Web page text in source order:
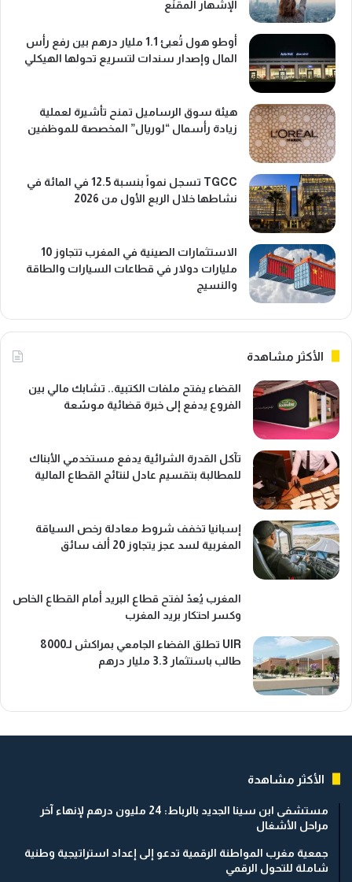
الإشهار المقنّع
أوطو هول تُعبئ 1.1 مليار درهم بين رفع رأس
المال وإصدار سندات لتسريع تحولها الهيكلي
هيئة سوق الرساميل تمنح تأشيرة لعملية
زيادة رأسمال “لوريال” المخصصة للموظفين
TGCC تسجل نمواً بنسبة 12.5 في المائة في
نشاطها خلال الربع الأول من 2026
الاستثمارات الصينية في المغرب تتجاوز 10
مليارات دولار في قطاعات السيارات والطاقة
والنسيج
الأكثر مشاهدة
القضاء يفتح ملفات الكتبية.. تشابك مالي بين
الفروع يدفع إلى خبرة قضائية موسّعة
تآكل القدرة الشرائية يدفع مستخدمي الأبناك
للمطالبة بتقسيم عادل لنتائج القطاع المالية
إسبانيا تخفف شروط معادلة رخص السياقة
المغربية لسد عجز يتجاوز 20 ألف سائق
المغرب يُعدّ لفتح قطاع البريد أمام القطاع الخاص
وكسر احتكار بريد المغرب
UIR تطلق الفضاء الجامعي بمراكش لـ8000
طالب باستثمار 3.3 مليار درهم
الأكثر مشاهدة
مستشفى ابن سينا الجديد بالرباط: 24 مليون درهم لإنهاء آخر
مراحل الأشغال
جمعية مغرب المواطنة الرقمية تدعو إلى إعداد استراتيجية وطنية
شاملة للتحول الرقمي